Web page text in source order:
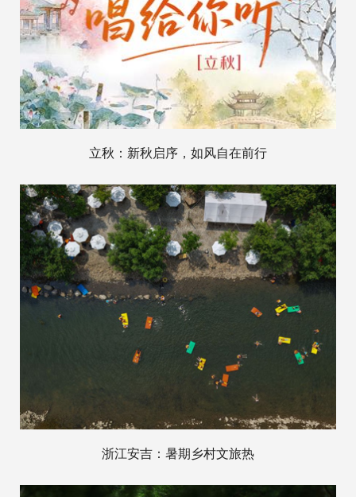
立秋：新秋启序，如风自在前行
浙江安吉：暑期乡村文旅热